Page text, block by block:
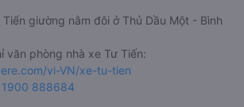
giường nằm đôi ở Thủ Dầu Một - Bình
văn phòng nhà xe Tư Tiến:
vi-VN/xe-tu-tien
1900 888684